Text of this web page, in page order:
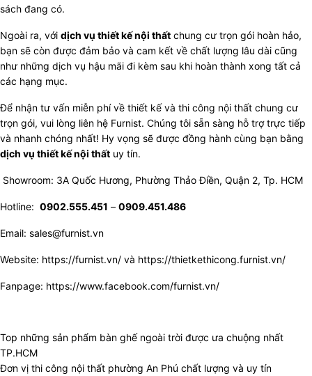
sách đang có.
Ngoài ra, với dịch vụ thiết kế nội thất chung cư trọn gói hoàn hảo,
bạn sẽ còn được đảm bảo và cam kết về chất lượng lâu dài cũng
như những dịch vụ hậu mãi đi kèm sau khi hoàn thành xong tất cả
các hạng mục.
Để nhận tư vấn miễn phí về thiết kế và thi công nội thất chung cư
trọn gói, vui lòng liên hệ Furnist. Chúng tôi sẵn sàng hỗ trợ trực tiếp
và nhanh chóng nhất! Hy vọng sẽ được đồng hành cùng bạn bằng
dịch vụ thiết kế nội thất uy tín.
Showroom: 3A Quốc Hương, Phường Thảo Điền, Quận 2, Tp. HCM
Hotline: 0902.555.451 – 0909.451.486
Email: sales@furnist.vn
Website: https://furnist.vn/ và https://thietkethicong.furnist.vn/
Fanpage: https://www.facebook.com/furnist.vn/
Top những sản phẩm bàn ghế ngoài trời được ưa chuộng nhất
TP.HCM
Đơn vị thi công nội thất phường An Phú chất lượng và uy tín